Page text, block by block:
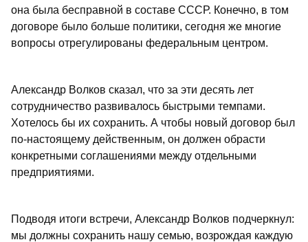
она была бесправной в составе СССР. Конечно, в том
договоре было больше политики, сегодня же многие
вопросы отрегулированы федеральным центром.
Александр Волков сказал, что за эти десять лет
сотрудничество развивалось быстрыми темпами.
Хотелось бы их сохранить. А чтобы новый договор был
по-настоящему действенным, он должен обрасти
конкретными соглашениями между отдельными
предприятиями.
Подводя итоги встречи, Александр Волков подчеркнул:
мы должны сохранить нашу семью, возрождая каждую